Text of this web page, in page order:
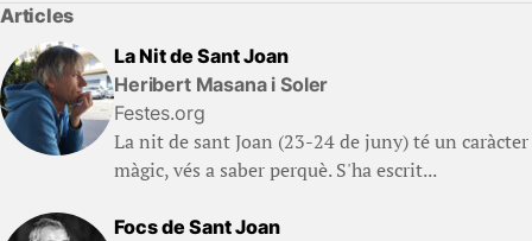
Articles
La Nit de Sant Joan
Heribert Masana i Soler
Festes.org
La nit de sant Joan (23-24 de juny) té un caràcter
màgic, vés a saber perquè. S'ha escrit...
Focs de Sant Joan